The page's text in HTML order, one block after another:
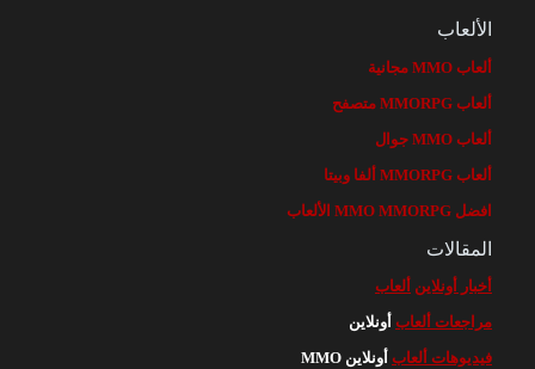
الألعاب
ألعاب MMO مجانية
ألعاب MMORPG متصفح
ألعاب MMO جوال
ألعاب MMORPG ألفا وبيتا
افضل MMO MMORPG الألعاب
المقالات
أخبار أونلاين ألعاب
مراجعات ألعاب أونلاين
فيديوهات ألعاب أونلاين MMO